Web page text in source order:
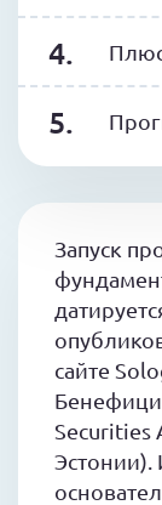
Запуск
сайте
Securities
Эстонии).